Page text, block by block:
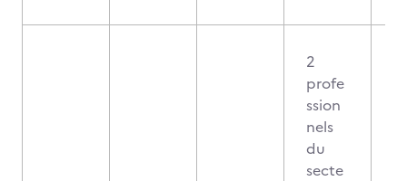
2
profe
ssion
nels
du
secte